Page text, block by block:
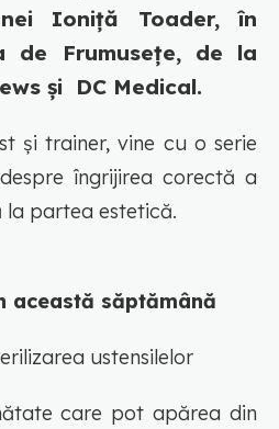
Ioniță Toader, în
de Frumusețe, de la
și DC Medical.
și trainer, vine cu o serie
îngrijirea corectă a
la partea estetică.
această săptămână
ustensilelor
care pot apărea din